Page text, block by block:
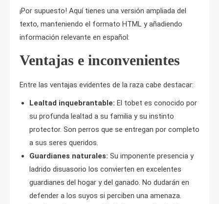
¡Por supuesto! Aquí tienes una versión ampliada del
texto, manteniendo el formato HTML y añadiendo
información relevante en español:
Ventajas e inconvenientes
Entre las ventajas evidentes de la raza cabe destacar:
Lealtad inquebrantable: El tobet es conocido por
su profunda lealtad a su familia y su instinto
protector. Son perros que se entregan por completo
a sus seres queridos.
Guardianes naturales: Su imponente presencia y
ladrido disuasorio los convierten en excelentes
guardianes del hogar y del ganado. No dudarán en
defender a los suyos si perciben una amenaza.